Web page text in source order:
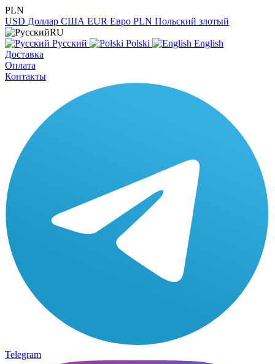
PLN
USD Доллар США EUR Евро PLN Польский злотый
RU
Русский
Polski
English
Доставка
Оплата
Контакты
Telegram